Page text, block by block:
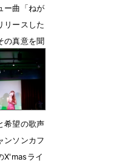
ー曲「ねが
リースした
真意を聞
時00分
希望の歌声
ソンカフ
X'masライ